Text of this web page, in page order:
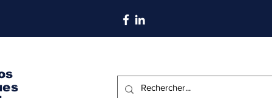
S'abonner aux nouvelles